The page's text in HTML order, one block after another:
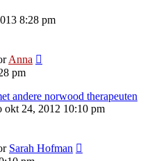
8:28 pm
Anna
pm
andere norwood therapeuten
okt 24, 2012 10:10 pm
Sarah Hofman